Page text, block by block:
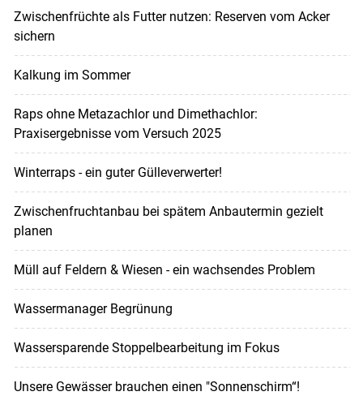
Zwischenfrüchte als Futter nutzen: Reserven vom Acker
sichern
Kalkung im Sommer
Raps ohne Metazachlor und Dimethachlor:
Praxisergebnisse vom Versuch 2025
Winterraps - ein guter Gülleverwerter!
Zwischenfruchtanbau bei spätem Anbautermin gezielt
planen
Müll auf Feldern & Wiesen - ein wachsendes Problem
Wassermanager Begrünung
Wassersparende Stoppelbearbeitung im Fokus
Unsere Gewässer brauchen einen "Sonnenschirm“!